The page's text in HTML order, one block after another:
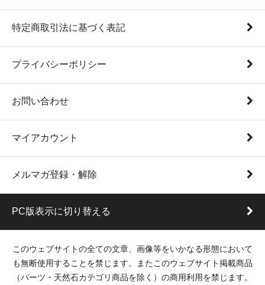
特定商取引法に基づく表記
プライバシーポリシー
お問い合わせ
マイアカウント
メルマガ登録・解除
PC版表示に切り替える
このウェブサイトの全ての文章、画像等をいかなる形態において
も無断使用することを禁じます。またこのウェブサイト掲載商品
（パーツ・天然石カテゴリ商品を除く）の商用利用を禁じます。